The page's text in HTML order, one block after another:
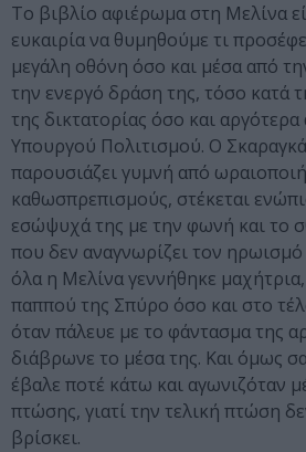
Το βιβλίο αφιέρωμα στη Μελίνα
ευκαιρία να θυμηθούμε τι
μεγάλη οθόνη όσο και μέσα από
την ενεργό δράση της, τόσο κατά
της δικτατορίας όσο και
Υπουργού Πολιτισμού. Ο
παρουσιάζει γυμνή από
καθωσπρεπισμούς, στέκεται
εσώψυχά της με την φωνή και το
που δεν αναγνωρίζει τον ηρωισμό
όλα η Μελίνα γεννήθηκε
παππού της Σπύρο όσο και στο
όταν πάλευε με το φάντασμα της
διάβρωνε το μέσα της. Και όμως
έβαλε ποτέ κάτω και αγωνιζόταν
πτώσης, γιατί την τελική πτώση
βρίσκει.